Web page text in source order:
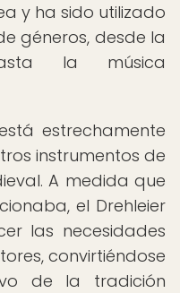
y ha sido utilizado
géneros, desde la
la música
estrechamente
instrumentos de
A medida que
el Drehleier
las necesidades
convirtiéndose
de la tradición